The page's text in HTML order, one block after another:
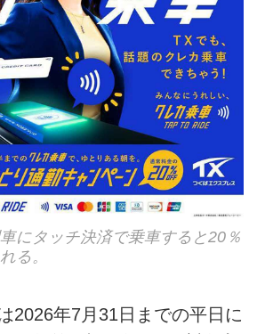
にタッチ決済で乗車すると20％
る。
2026年7月31日までの平日に